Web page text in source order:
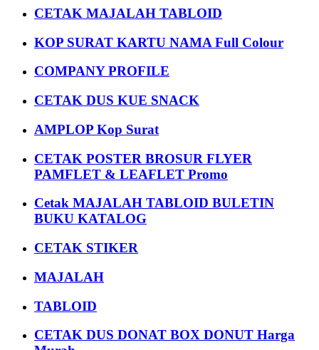
CETAK MAJALAH TABLOID
KOP SURAT KARTU NAMA Full Colour
COMPANY PROFILE
CETAK DUS KUE SNACK
AMPLOP Kop Surat
CETAK POSTER BROSUR FLYER
PAMFLET & LEAFLET Promo
Cetak MAJALAH TABLOID BULETIN
BUKU KATALOG
CETAK STIKER
MAJALAH
TABLOID
CETAK DUS DONAT BOX DONUT Harga